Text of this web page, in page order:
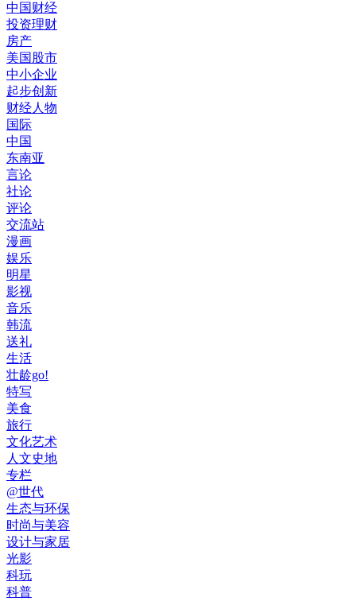
中国财经
投资理财
房产
美国股市
中小企业
起步创新
财经人物
国际
中国
东南亚
言论
社论
评论
交流站
漫画
娱乐
明星
影视
音乐
韩流
送礼
生活
壮龄go!
特写
美食
旅行
文化艺术
人文史地
专栏
@世代
生态与环保
时尚与美容
设计与家居
光影
科玩
科普